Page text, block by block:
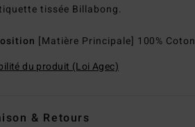
tissée Billabong.
[Matière Principale] 100% Coton
du produit (Loi Agec)
& Retours